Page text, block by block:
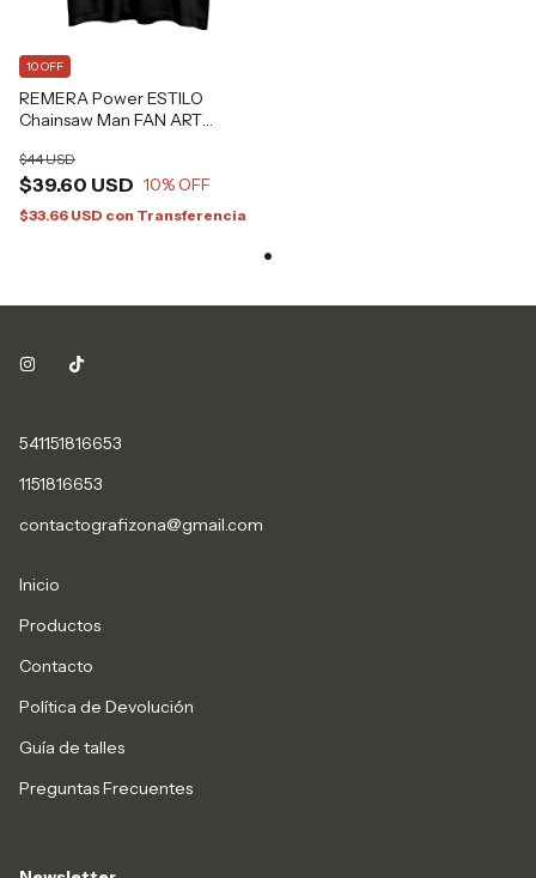
REMERA Power ESTILO
Chainsaw Man FAN ART
$39.60 USD
$44 USD
10% OFF
10 OFF
$33.66 USD con Transferencia
541151816653
1151816653
contactografizona@gmail.com
Inicio
Productos
Contacto
Política de Devolución
Guía de talles
Preguntas Frecuentes